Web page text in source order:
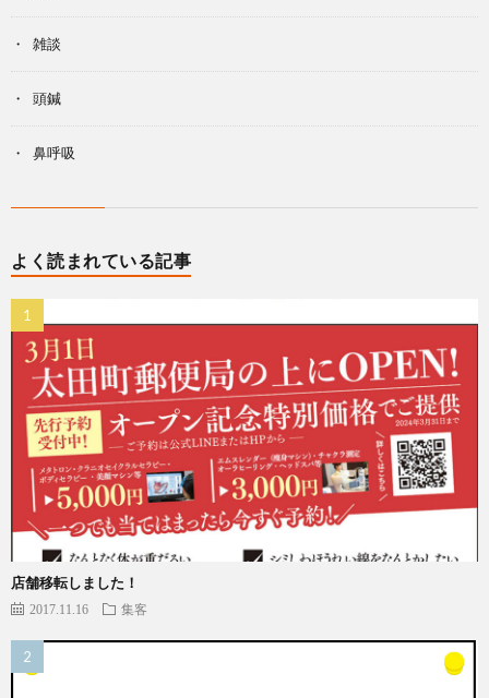
雑談
頭鍼
鼻呼吸
よく読まれている記事
店舗移転しました！
2017.11.16 集客